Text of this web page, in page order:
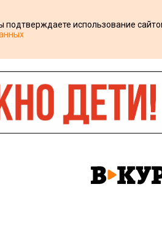
подтверждаете использование